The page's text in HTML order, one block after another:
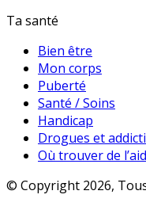
Ta santé
Bien être
Mon corps
Puberté
Santé / Soins
Handicap
Drogues et
Où trouver de
© Copyright 2026,